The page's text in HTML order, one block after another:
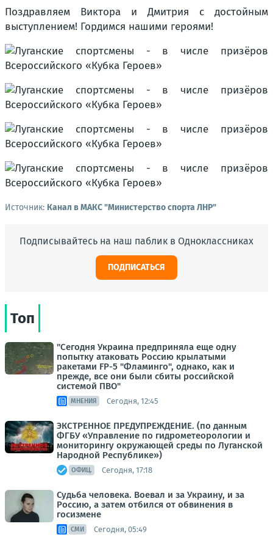
Поздравляем Виктора и Дмитрия с достойным
выступлением! Гордимся нашими героями!
Источник: Канал в МАКС "Министерство спорта ЛНР"
Подписывайтесь на наш паблик в Одноклассниках
ПОДПИСАТЬСЯ
Топ
"Сегодня Украина предприняла еще одну
попытку атаковать Россию крылатыми
ракетами FP-5 "Фламинго", однако, как и
прежде, все они были сбиты российской
системой ПВО"
МНЕНИЯ Сегодня, 12:45
ЭКСТРЕННОЕ ПРЕДУПРЕЖДЕНИЕ. (по данным
ФГБУ «Управление по гидрометеорологии и
мониторингу окружающей среды по Луганской
Народной Республике»)
ОФИЦ. Сегодня, 17:18
Судьба человека. Воевал и за Украину, и за
Россию, а затем отбился от обвинения в
госизмене
СМИ Сегодня, 05:49